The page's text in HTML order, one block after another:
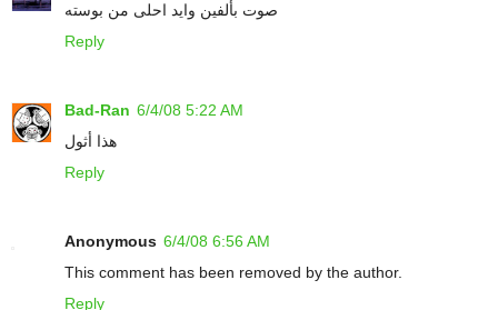
صوت بألفين وايد احلى من بوسته
Reply
Bad-Ran 6/4/08 5:22 AM
هذا أثول
Reply
Anonymous 6/4/08 6:56 AM
This comment has been removed by the author.
Reply